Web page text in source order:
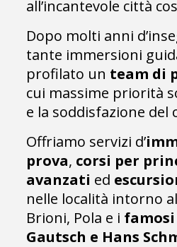
all’incantevole città
Dopo molti anni
tante immersioni
profilato un team di
cui massime priorità
e la soddisfazione del
Offriamo servizi d’
prova, corsi per
avanzati ed
nelle località intorno
Brioni, Pola e i
Gautsch e Hans